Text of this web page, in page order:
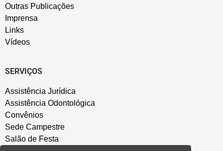
Outras Publicações
Imprensa
Links
Vídeos
SERVIÇOS
Assistência Jurídica
Assistência Odontológica
Convênios
Sede Campestre
Salão de Festa